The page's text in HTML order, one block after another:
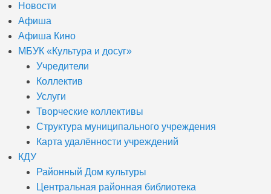
Новости
Афиша
Афиша Кино
МБУК «Культура и досуг»
Учредители
Коллектив
Услуги
Творческие коллективы
Структура муниципального учреждения
Карта удалённости учреждений
КДУ
Районный Дом культуры
Центральная районная библиотека